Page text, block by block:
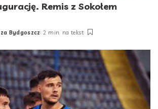
Remis z Sokołem
Bydgoszcz 2 min. na tekst